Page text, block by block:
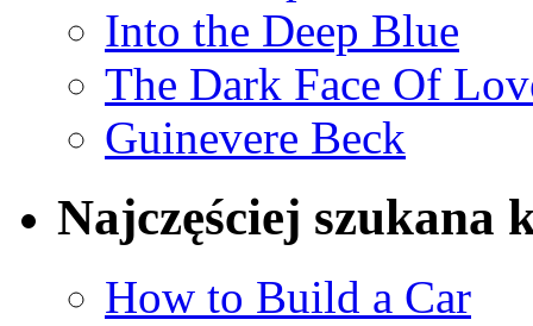
Into the Deep Blue
The Dark Face Of
Guinevere Beck
Najczęściej szukana
How to Build a Car